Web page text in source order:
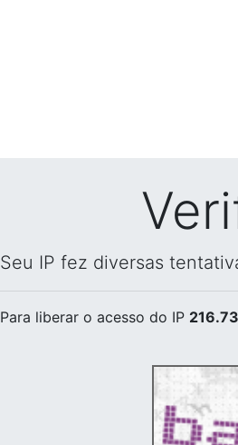
Seu IP fez diversas
Para liberar o acesso do IP